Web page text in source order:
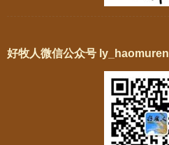
好牧人微信公众号 ly_haomuren